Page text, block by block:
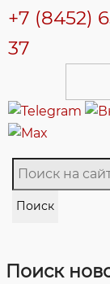
+7 (8452)
37
Поиск
Поиск